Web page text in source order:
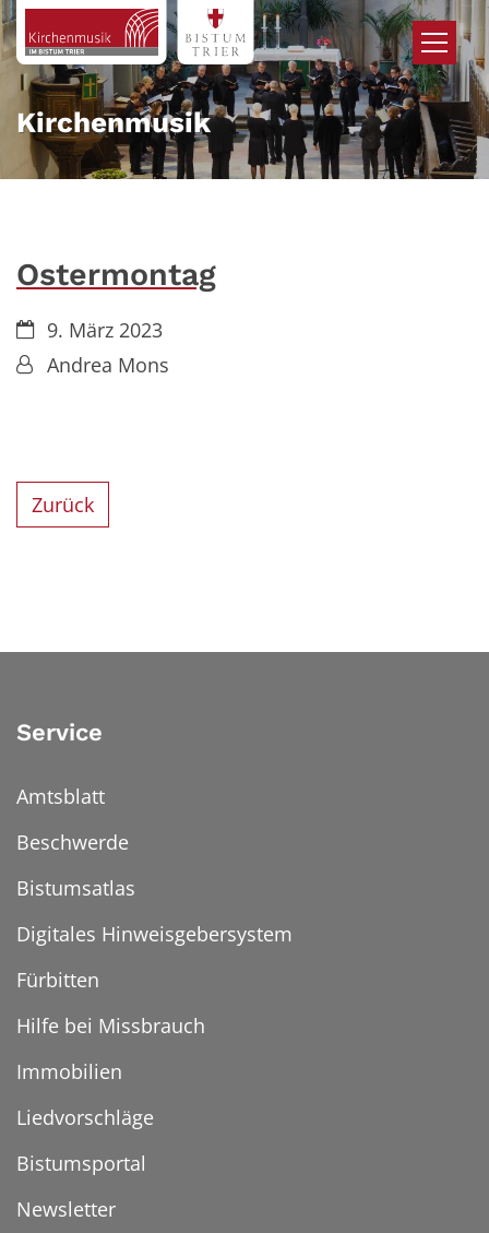
Zum Inhalt springen
Kirchenmusik
Ostermontag
Datum:9. März 2023
Von:Andrea Mons
Zurück
Service
Amtsblatt
Beschwerde
Bistumsatlas
Digitales Hinweisgebersystem
Fürbitten
Hilfe bei Missbrauch
Immobilien
Liedvorschläge
Bistumsportal
Newsletter